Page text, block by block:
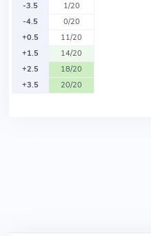
-3.5
1/20
-4.5
0/20
+0.5
11/20
+1.5
14/20
+2.5
18/20
+3.5
20/20